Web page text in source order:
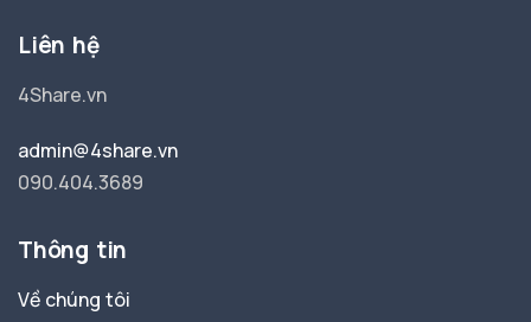
Liên hệ
4Share.vn
admin@4share.vn
090.404.3689
Thông tin
Về chúng tôi